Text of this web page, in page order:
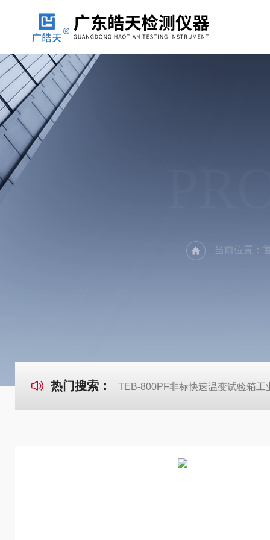
当前位置：
热门搜索： TEB-800PF非标快速温变试验箱工